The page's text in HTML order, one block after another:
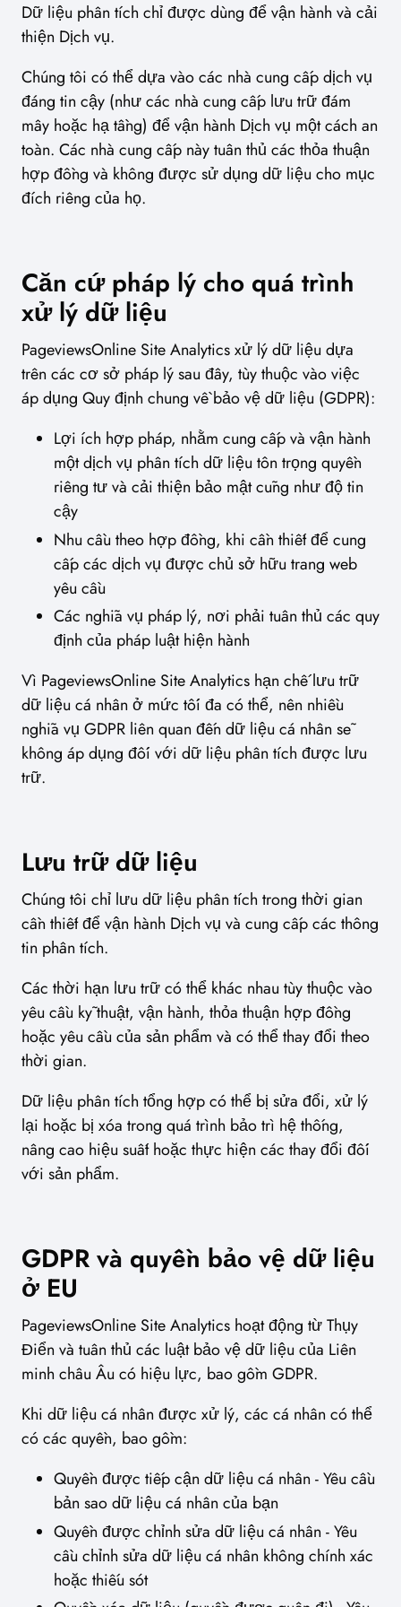
Dữ liệu phân tích chỉ được dùng để vận hành và cải
thiện Dịch vụ.
Chúng tôi có thể dựa vào các nhà cung cấp dịch vụ
đáng tin cậy (như các nhà cung cấp lưu trữ đám
mây hoặc hạ tầng) để vận hành Dịch vụ một cách an
toàn. Các nhà cung cấp này tuân thủ các thỏa thuận
hợp đồng và không được sử dụng dữ liệu cho mục
đích riêng của họ.
Căn cứ pháp lý cho quá trình
xử lý dữ liệu
PageviewsOnline Site Analytics xử lý dữ liệu dựa
trên các cơ sở pháp lý sau đây, tùy thuộc vào việc
áp dụng Quy định chung về bảo vệ dữ liệu (GDPR):
Lợi ích hợp pháp, nhằm cung cấp và vận hành
một dịch vụ phân tích dữ liệu tôn trọng quyền
riêng tư và cải thiện bảo mật cũng như độ tin
cậy
Nhu cầu theo hợp đồng, khi cần thiết để cung
cấp các dịch vụ được chủ sở hữu trang web
yêu cầu
Các nghĩa vụ pháp lý, nơi phải tuân thủ các quy
định của pháp luật hiện hành
Vì PageviewsOnline Site Analytics hạn chế lưu trữ
dữ liệu cá nhân ở mức tối đa có thể, nên nhiều
nghĩa vụ GDPR liên quan đến dữ liệu cá nhân sẽ
không áp dụng đối với dữ liệu phân tích được lưu
trữ.
Lưu trữ dữ liệu
Chúng tôi chỉ lưu dữ liệu phân tích trong thời gian
cần thiết để vận hành Dịch vụ và cung cấp các thông
tin phân tích.
Các thời hạn lưu trữ có thể khác nhau tùy thuộc vào
yêu cầu kỹ thuật, vận hành, thỏa thuận hợp đồng
hoặc yêu cầu của sản phẩm và có thể thay đổi theo
thời gian.
Dữ liệu phân tích tổng hợp có thể bị sửa đổi, xử lý
lại hoặc bị xóa trong quá trình bảo trì hệ thống,
nâng cao hiệu suất hoặc thực hiện các thay đổi đối
với sản phẩm.
GDPR và quyền bảo vệ dữ liệu
ở EU
PageviewsOnline Site Analytics hoạt động từ Thụy
Điển và tuân thủ các luật bảo vệ dữ liệu của Liên
minh châu Âu có hiệu lực, bao gồm GDPR.
Khi dữ liệu cá nhân được xử lý, các cá nhân có thể
có các quyền, bao gồm:
Quyền được tiếp cận dữ liệu cá nhân - Yêu cầu
bản sao dữ liệu cá nhân của bạn
Quyền được chỉnh sửa dữ liệu cá nhân - Yêu
cầu chỉnh sửa dữ liệu cá nhân không chính xác
hoặc thiếu sót